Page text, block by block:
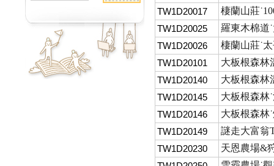
TW1D20017
棲蘭山莊
TW1D20025
羅東木棉道
TW1D20026
棲蘭山莊˙
TW1D20101
大板根森林
TW1D20140
大板根森林
TW1D20145
大板根森林
TW1D20146
大板根森林
TW1D20149
謎走大富翁
TW1D20230
天恩農場&